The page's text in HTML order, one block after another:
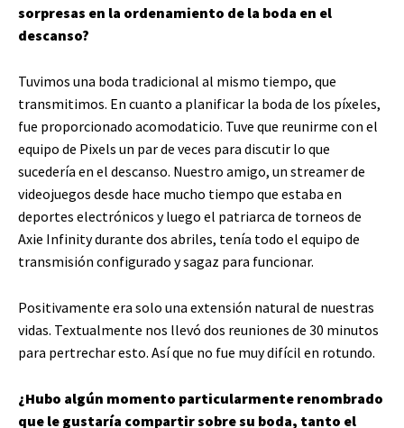
sorpresas en la ordenamiento de la boda en el
descanso?
Tuvimos una boda tradicional al mismo tiempo, que
transmitimos. En cuanto a planificar la boda de los píxeles,
fue proporcionado acomodaticio. Tuve que reunirme con el
equipo de Pixels un par de veces para discutir lo que
sucedería en el descanso. Nuestro amigo, un streamer de
videojuegos desde hace mucho tiempo que estaba en
deportes electrónicos y luego el patriarca de torneos de
Axie Infinity durante dos abriles, tenía todo el equipo de
transmisión configurado y sagaz para funcionar.
Positivamente era solo una extensión natural de nuestras
vidas. Textualmente nos llevó dos reuniones de 30 minutos
para pertrechar esto. Así que no fue muy difícil en rotundo.
¿Hubo algún momento particularmente renombrado
que le gustaría compartir sobre su boda, tanto el